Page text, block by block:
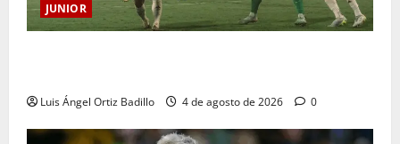
JUNIOR
Luis Ángel Ortiz Badillo 4 de agosto de 2026 0